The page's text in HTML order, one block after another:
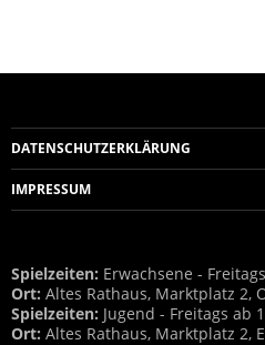
DATENSCHUTZERKLÄRUNG
IMPRESSUM
Spielzeiten: Erwachsene -
Ort: Altes Rathaus, Marktplatz 2,
Spielzeiten: Jugend - Freitags ab
Ort: Altes Rathaus, Marktplatz 2,